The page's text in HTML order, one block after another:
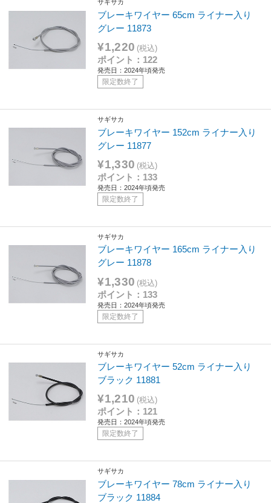
サギサカ
ブレーキワイヤー 65cm ライナー入り
グレー 11873
¥1,220 (税込)
ポイント：122
発売日：2024年頃発売
限定数終了
サギサカ
ブレーキワイヤー 152cm ライナー入り
グレー 11877
¥1,330 (税込)
ポイント：133
発売日：2024年頃発売
限定数終了
サギサカ
ブレーキワイヤー 165cm ライナー入り
グレー 11878
¥1,330 (税込)
ポイント：133
発売日：2024年頃発売
限定数終了
サギサカ
ブレーキワイヤー 52cm ライナー入り
ブラック 11881
¥1,210 (税込)
ポイント：121
発売日：2024年頃発売
限定数終了
サギサカ
ブレーキワイヤー 78cm ライナー入り
ブラック 11884